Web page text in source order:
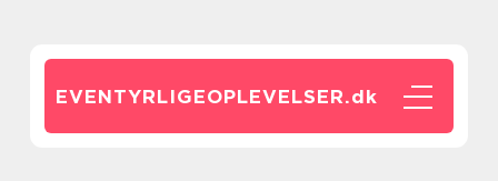
EVENTYRLIGEOPLEVELSER.dk